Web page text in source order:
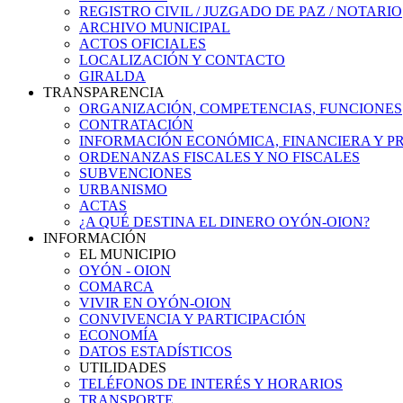
REGISTRO CIVIL / JUZGADO DE PAZ / NOTARIO
ARCHIVO MUNICIPAL
ACTOS OFICIALES
LOCALIZACIÓN Y CONTACTO
GIRALDA
TRANSPARENCIA
ORGANIZACIÓN, COMPETENCIAS, FUNCIONES
CONTRATACIÓN
INFORMACIÓN ECONÓMICA, FINANCIERA Y
ORDENANZAS FISCALES Y NO FISCALES
SUBVENCIONES
URBANISMO
ACTAS
¿A QUÉ DESTINA EL DINERO OYÓN-OION?
INFORMACIÓN
EL MUNICIPIO
OYÓN - OION
COMARCA
VIVIR EN OYÓN-OION
CONVIVENCIA Y PARTICIPACIÓN
ECONOMÍA
DATOS ESTADÍSTICOS
UTILIDADES
TELÉFONOS DE INTERÉS Y HORARIOS
TRANSPORTE